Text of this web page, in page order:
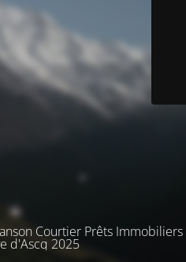
Courtier Prêts Immobiliers
d'Ascq 2025